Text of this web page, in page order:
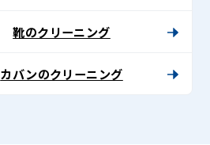
靴のクリーニング
カバンのクリーニング